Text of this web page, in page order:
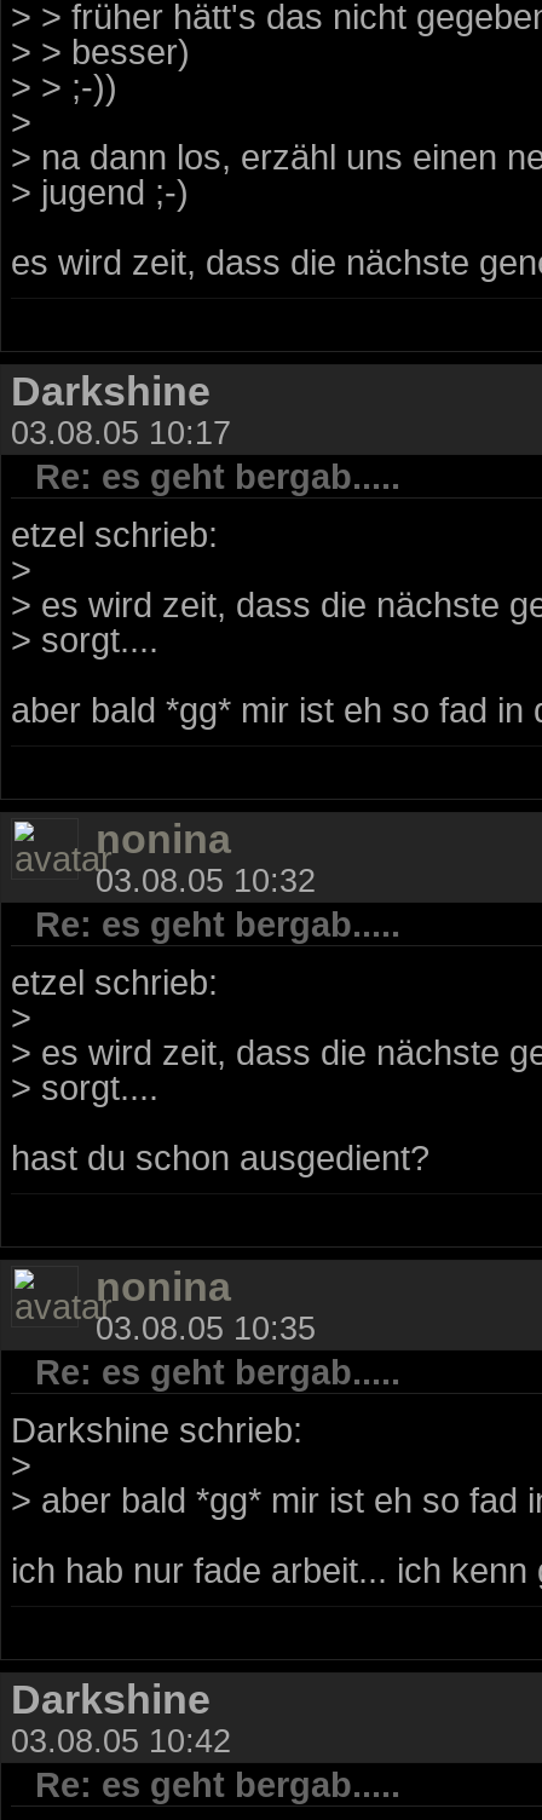
> > früher hätt's das nicht
> > besser)
> > ;-))
>
> na dann los, erzähl uns einen
> jugend ;-)
es wird zeit, dass die nächste
Darkshine
03.08.05 10:17
Re: es geht bergab.....
etzel schrieb:
>
> es wird zeit, dass die nächste
> sorgt....
aber bald *gg* mir ist eh so fad in
nonina
03.08.05 10:32
Re: es geht bergab.....
etzel schrieb:
>
> es wird zeit, dass die nächste
> sorgt....
hast du schon ausgedient?
nonina
03.08.05 10:35
Re: es geht bergab.....
Darkshine schrieb:
>
> aber bald *gg* mir ist eh so fad
ich hab nur fade arbeit... ich
Darkshine
03.08.05 10:42
Re: es geht bergab.....